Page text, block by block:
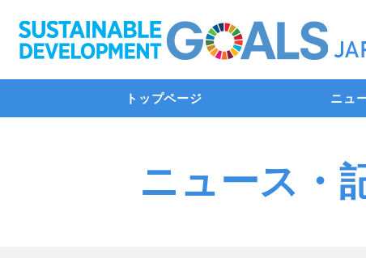
トップページ ニュ
ニュース・